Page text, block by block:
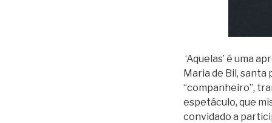
‘Aquelas’ é uma
Maria de Bil, santa
“companheiro”,
espetáculo, que
convidado a